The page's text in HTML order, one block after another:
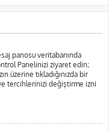
panosu veritabanında
Panelinizi ziyaret edin;
üzerine tıkladığınızda bir
ve tercihlerinizi değiştirme izni